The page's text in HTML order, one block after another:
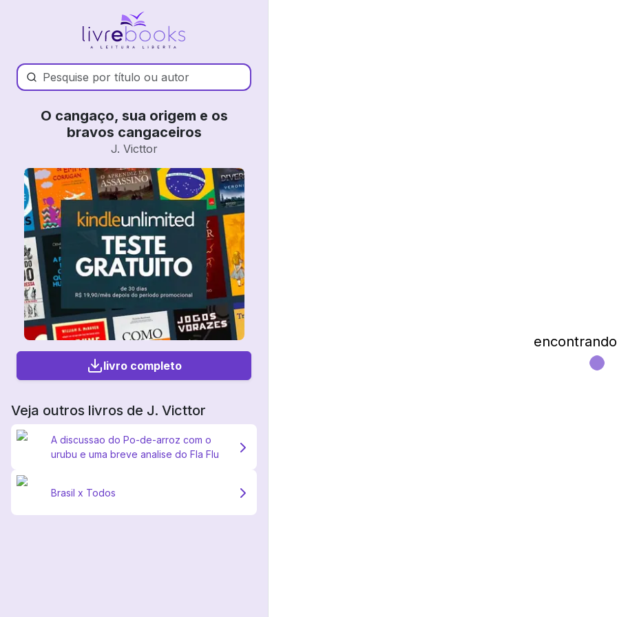
O cangaço, sua origem e os
bravos cangaceiros
J. Victtor
livro completo
Veja outros livros de J. Victtor
A discussao do Po-de-arroz com o
urubu e uma breve analise do Fla Flu
Brasil x Todos